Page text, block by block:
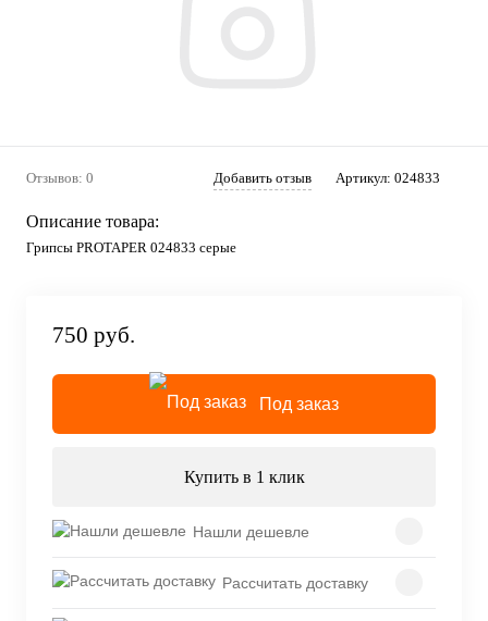
Отзывов: 0 Добавить отзыв Артикул: 024833
Описание товара:
Грипсы PROTAPER 024833 серые
750 руб.
Под заказ
Купить в 1 клик
Нашли дешевле
Рассчитать доставку